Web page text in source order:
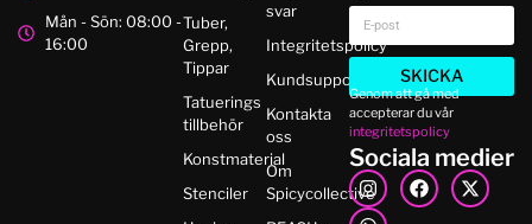
Mån - Sön: 08:00 -
16:00
Tuber,
Grepp,
Tippar
Tatuerings
tillbehör
Konstmaterial
Stenciler
svar
Integritetspolicy
Kundsupport
Kontakta
oss
Om
Spicycollective
SKICKA
Genom att gå med
accepterar du vår
integritetspolicy
Sociala medier